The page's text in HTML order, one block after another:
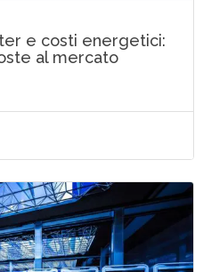
e costi energetici:
al mercato